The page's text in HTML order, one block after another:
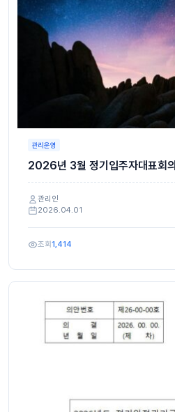
관리운영
2026년 3월 정기입주자대표회의
관리인
2026.04.01
조회 1,414